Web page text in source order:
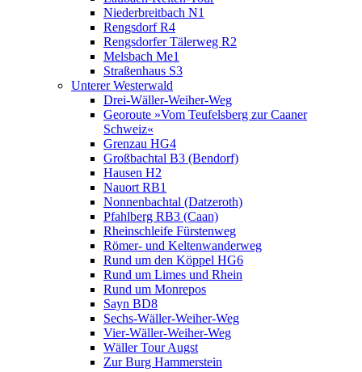
Niederbreitbach N1
Rengsdorf R4
Rengsdorfer Tälerweg R2
Melsbach Me1
Straßenhaus S3
Unterer Westerwald
Drei-Wäller-Weiher-Weg
Georoute »Vom Teufelsberg zur Caaner
Schweiz«
Grenzau HG4
Großbachtal B3 (Bendorf)
Hausen H2
Nauort RB1
Nonnenbachtal (Datzeroth)
Pfahlberg RB3 (Caan)
Rheinschleife Fürstenweg
Römer- und Keltenwanderweg
Rund um den Köppel HG6
Rund um Limes und Rhein
Rund um Monrepos
Sayn BD8
Sechs-Wäller-Weiher-Weg
Vier-Wäller-Weiher-Weg
Wäller Tour Augst
Zur Burg Hammerstein